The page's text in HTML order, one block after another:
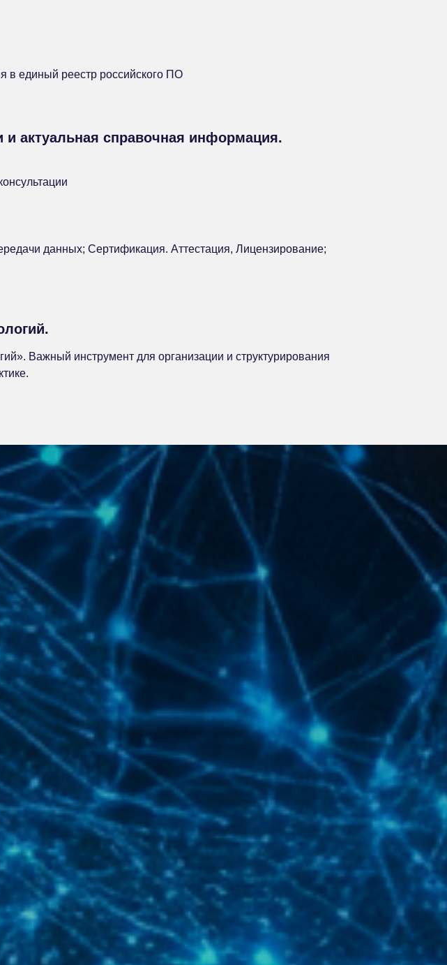
в единый реестр российского ПО
актуальная справочная информация.
данных; Сертификация. Аттестация, Лицензирование;
Важный инструмент для организации и структурирования